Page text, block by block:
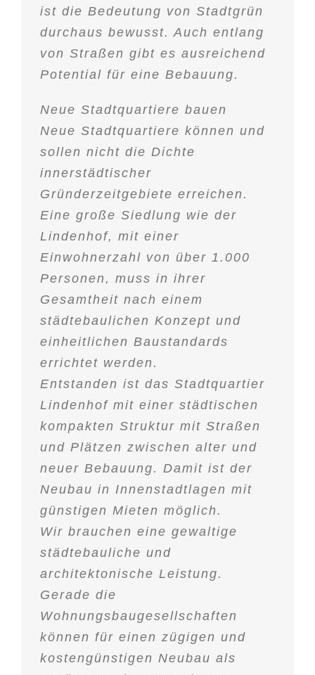
ist die Bedeutung von Stadtgrün
durchaus bewusst. Auch entlang
von Straßen gibt es ausreichend
Potential für eine Bebauung.
Neue Stadtquartiere bauen
Neue Stadtquartiere können und
sollen nicht die Dichte
innerstädtischer
Gründerzeitgebiete erreichen.
Eine große Siedlung wie der
Lindenhof, mit einer
Einwohnerzahl von über 1.000
Personen, muss in ihrer
Gesamtheit nach einem
städtebaulichen Konzept und
einheitlichen Baustandards
errichtet werden.
Entstanden ist das Stadtquartier
Lindenhof mit einer städtischen
kompakten Struktur mit Straßen
und Plätzen zwischen alter und
neuer Bebauung. Damit ist der
Neubau in Innenstadtlagen mit
günstigen Mieten möglich.
Wir brauchen eine gewaltige
städtebauliche und
architektonische Leistung.
Gerade die
Wohnungsbaugesellschaften
können für einen zügigen und
kostengünstigen Neubau als